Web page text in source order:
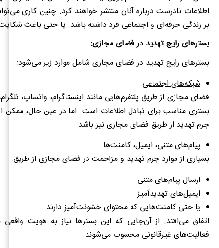
اطلاعات نادرست درباره آنان منتشر خواهند کرد. چنین کاری
بر زندگی حرفه‌ای و اجتماعی فرد داشته باشد. یا حتی باعث
بسترهای رایج تهدید در فضای مجازی:
بسترهای رایج تهدید در فضای مجازی شامل موارد زیر می‌شود:
شبکه‌های اجتماعی
فضای مجازی از طریق پلتفرم‌هایی مانند اینستاگرام، واتساپ،
بستری مناسب برای تبادل اطلاعات است. اما در عین حال، ممکن
جرم تهدید از طریق فضای مجازی نیز باشد.
پیام‌های متنی، ایمیل، کامنت‌ها
بسیاری از موارد جرم تهدید و مزاحمت در فضای مجازی از طریق:
ارسال پیام‌های متنی
ایمیل‌های تهدیدآمیز
یا حتی کامنت‌هایی که محتوای خشونت‌آمیز دارند
اتفاق می‌افتد. از آن‌جایی که این بسترها نیاز به هویت واقعی
فعالیت‌های غیرقانونی محسوب می‌شوند.